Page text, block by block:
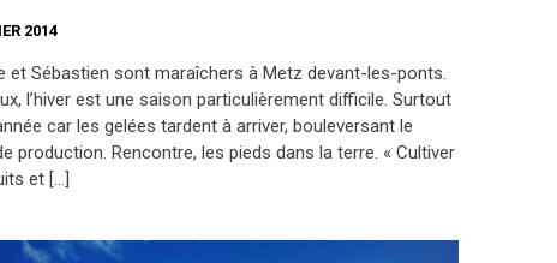
2014
et Sébastien sont maraîchers à Metz devant-les-ponts.
l’hiver est une saison particulièrement difficile. Surtout
car les gelées tardent à arriver, bouleversant le
production. Rencontre, les pieds dans la terre. « Cultiver
et […]